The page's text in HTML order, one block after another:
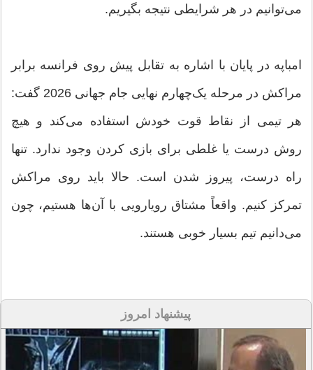
می‌توانیم در هر شرایطی نتیجه بگیریم.
امباپه در پایان با اشاره به تقابل پیش روی فرانسه برابر
مراکش در مرحله یک‌چهارم نهایی جام جهانی 2026 گفت:
هر تیمی از نقاط قوت خودش استفاده می‌کند و هیچ
روش درست یا غلطی برای بازی کردن وجود ندارد. تنها
راه درست، پیروز شدن است. حالا باید روی مراکش
تمرکز کنیم. واقعاً مشتاق رویارویی با آن‌ها هستیم، چون
می‌دانیم تیم بسیار خوبی هستند.
پیشنهاد امروز